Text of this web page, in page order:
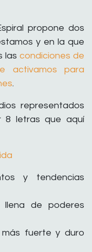
propone dos
y en la que
las condiciones de
activamos para
.
representados
8 letras que aquí
y tendencias
de poderes
fuerte y duro